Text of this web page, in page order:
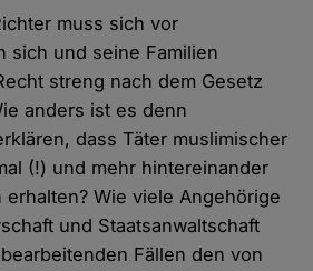
muss sich vor
sich und seine Familien
streng nach dem Gesetz
anders ist es denn
dass Täter muslimischer
(!) und mehr hintereinander
Wie viele Angehörige
und Staatsanwaltschaft
Fällen den von